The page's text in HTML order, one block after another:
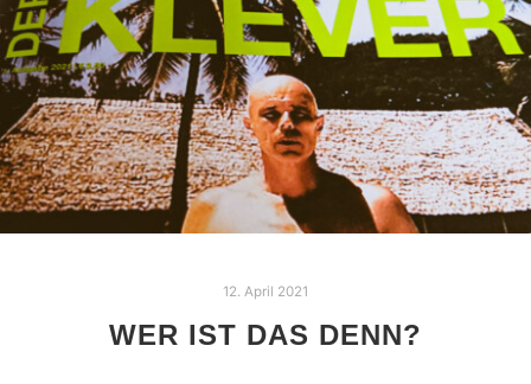
12. April 2021
WER IST DAS DENN?